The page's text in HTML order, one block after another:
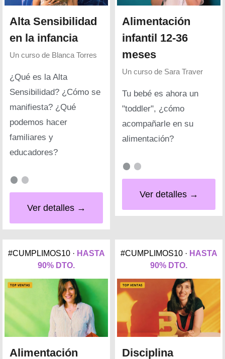
Alta Sensibilidad
en la infancia
Un curso de Blanca Torres
¿Qué es la Alta
Sensibilidad? ¿Cómo se
manifiesta? ¿Qué
podemos hacer
familiares y
educadores?
Ver detalles →
Alimentación
infantil 12-36
meses
Un curso de Sara Traver
Tu bebé es ahora un
"toddler", ¿cómo
acompañarle en su
alimentación?
Ver detalles →
#CUMPLIMOS10 · HASTA
90% DTO.
Alimentación
#CUMPLIMOS10 · HASTA
90% DTO.
Disciplina